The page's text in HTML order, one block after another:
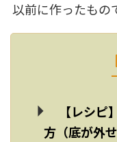
以前に作ったもの
【レシ
方（底が外